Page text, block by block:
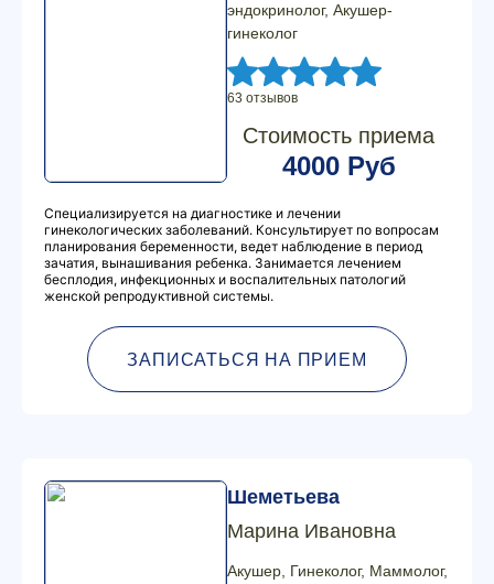
эндокринолог, Акушер-
гинеколог
63 отзывов
Стоимость приема
4000 Руб
Специализируется на диагностике и лечении
гинекологических заболеваний. Консультирует по вопросам
планирования беременности, ведет наблюдение в период
зачатия, вынашивания ребенка. Занимается лечением
бесплодия, инфекционных и воспалительных патологий
женской репродуктивной системы.
ЗАПИСАТЬСЯ НА ПРИЕМ
Шеметьева
Марина Ивановна
Акушер, Гинеколог, Маммолог,